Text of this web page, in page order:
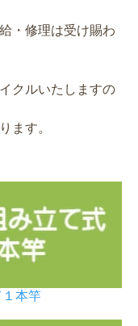
・修理は受け賜わ
クルいたしますの
ます。
本竿